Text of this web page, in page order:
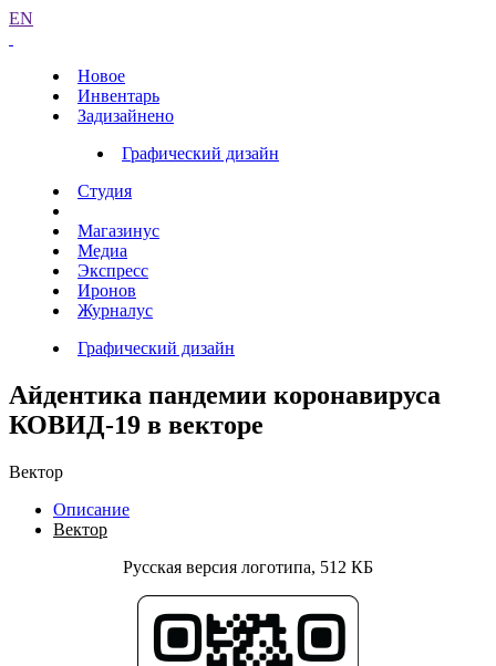
EN
Новое
Инвентарь
Задизайнено
Графический дизайн
Студия
Магазинус
Медиа
Экспресс
Иронов
Журналус
Графический дизайн
Айдентика пандемии коронавируса
КОВИД-19 в векторе
Вектор
Описание
Вектор
Русская версия логотипа, 512 КБ